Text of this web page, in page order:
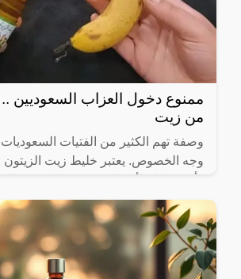
ممنوع دخول العزاب السعوديين
من زيت
وصفة تهم الكثير من الفتيات
وجه الخصوص. يعتبر خليط زيت الزيتون
عناصر